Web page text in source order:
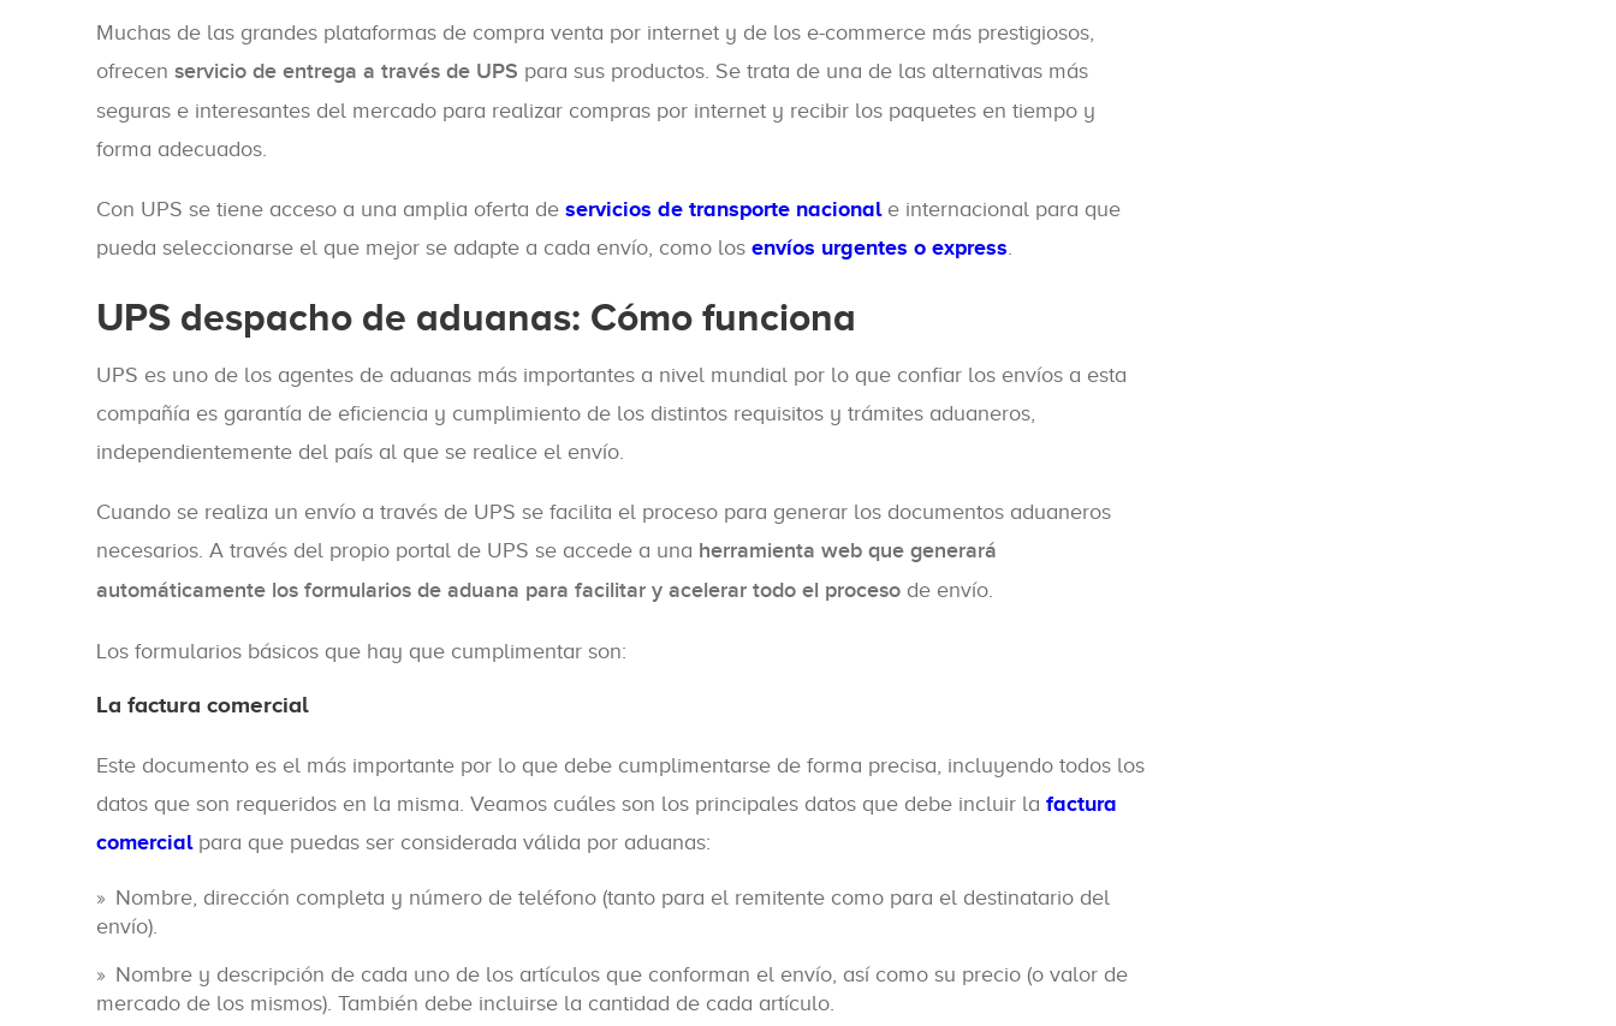
Muchas de las grandes plataformas de compra venta por internet y de los e-commerce más prestigiosos,
ofrecen servicio de entrega a través de UPS para sus productos. Se trata de una de las alternativas más
seguras e interesantes del mercado para realizar compras por internet y recibir los paquetes en tiempo y
forma adecuados.
Con UPS se tiene acceso a una amplia oferta de servicios de transporte nacionale internacional para que
pueda seleccionarse el que mejor se adapte a cada envío, como los envíos urgentes o express.
UPS despacho de aduanas: Cómo funciona
UPS es uno de los agentes de aduanas más importantes a nivel mundial por lo que confiar los envíos a esta
compañía es garantía de eficiencia y cumplimiento de los distintos requisitos y trámites aduaneros,
independientemente del país al que se realice el envío.
Cuando se realiza un envío a través de UPS se facilita el proceso para generar los documentos aduaneros
necesarios. A través del propio portal de UPS se accede a una herramienta web que generará
automáticamente los formularios de aduana para facilitar y acelerar todo el proceso de envío.
Los formularios básicos que hay que cumplimentar son:
La factura comercial
Este documento es el más importante por lo que debe cumplimentarse de forma precisa, incluyendo todos los
datos que son requeridos en la misma. Veamos cuáles son los principales datos que debe incluir la factura
comercialpara que puedas ser considerada válida por aduanas:
Nombre, dirección completa y número de teléfono (tanto para el remitente como para el destinatario del
envío).
Nombre y descripción de cada uno de los artículos que conforman el envío, así como su precio (o valor de
mercado de los mismos). También debe incluirse la cantidad de cada artículo.